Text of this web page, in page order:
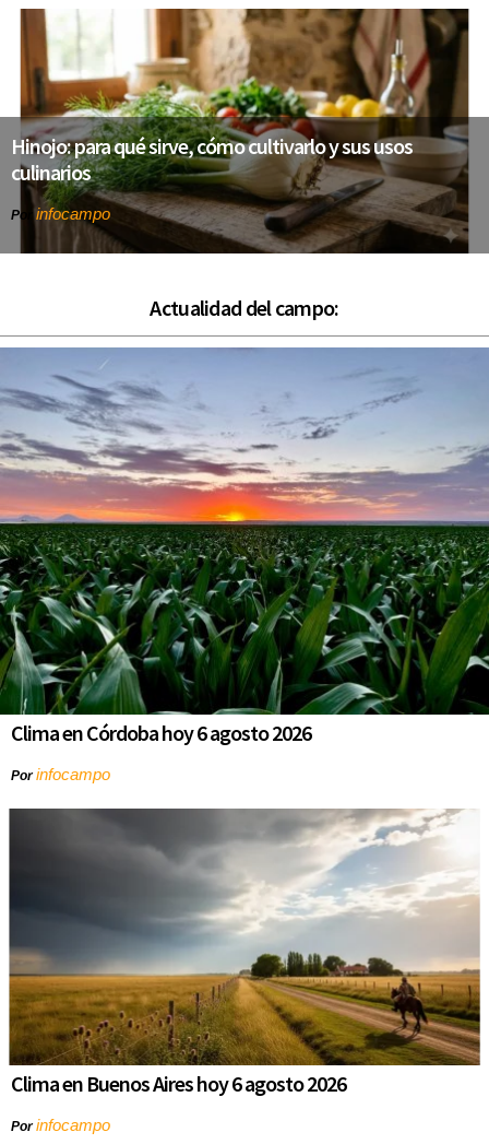
Hinojo: para qué sirve, cómo cultivarlo y sus usos
culinarios
Por infocampo
Actualidad del campo:
Clima en Córdoba hoy 6 agosto 2026
Porinfocampo
Clima en Buenos Aires hoy 6 agosto 2026
Porinfocampo